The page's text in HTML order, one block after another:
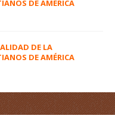
DE AMÉRICA
DE LA
DE AMÉRICA